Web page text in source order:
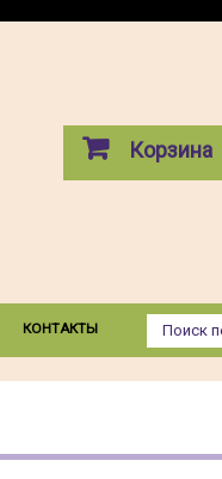
Корзина
КОНТАКТЫ